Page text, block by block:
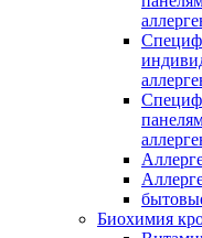
Биохимия